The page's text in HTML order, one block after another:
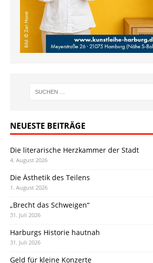
NEUESTE BEITRÄGE
Die literarische Herzkammer der Stadt
4. August 2026
Die Ästhetik des Teilens
1. August 2026
„Brecht das Schweigen“
31. Juli 2026
Harburgs Historie hautnah
31. Juli 2026
Geld für kleine Konzerte